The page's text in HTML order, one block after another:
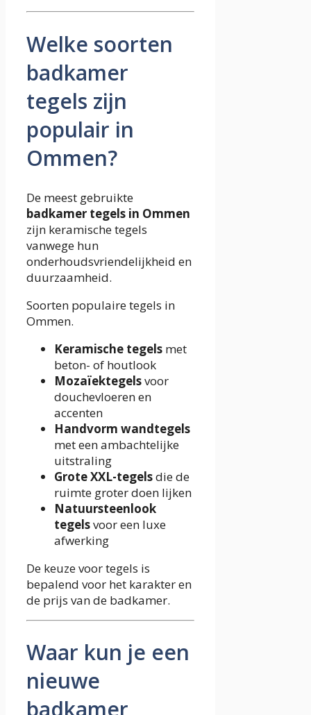
Welke soorten
badkamer
tegels zijn
populair in
Ommen?
De meest gebruikte
badkamer tegels in Ommen
zijn keramische tegels
vanwege hun
onderhoudsvriendelijkheid en
duurzaamheid.
Soorten populaire tegels in
Ommen.
Keramische tegels met
beton- of houtlook
Mozaïektegelsvoor
douchevloeren en
accenten
Handvorm wandtegels
met een ambachtelijke
uitstraling
Grote XXL-tegelsdie de
ruimte groter doen lijken
Natuursteenlook
tegelsvoor een luxe
afwerking
De keuze voor tegels is
bepalend voor het karakter en
de prijs van de badkamer.
Waar kun je een
nieuwe